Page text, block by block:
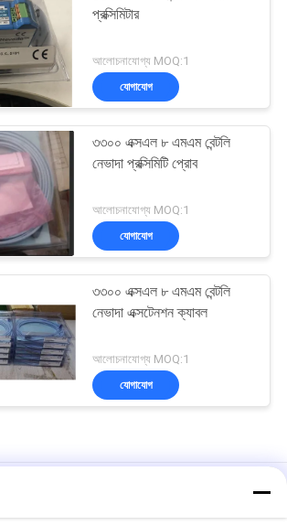
প্রক্সিমিটার
আলোচনাযোগ্য MOQ:1
যোগাযোগ
৩৩০০ এক্সএল ৮ এমএম বেন্টলি
নেভাদা প্রক্সিমিটি প্রোব
আলোচনাযোগ্য MOQ:1
যোগাযোগ
৩৩০০ এক্সএল ৮ এমএম বেন্টলি
নেভাদা এক্সটেনশন ক্যাবল
আলোচনাযোগ্য MOQ:1
যোগাযোগ
নেভাডা রিভার্স বেন্টলি নেভাডা প্রোব
নেভাদা প্রক্সিমিটি প্রোব 330709-000-050-10-02-00